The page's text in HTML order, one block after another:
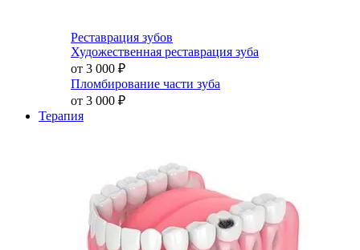
Реставрация зубов
Художественная реставрация зуба
от 3 000 ₽
Пломбирование части зуба
от 3 000 ₽
Терапия